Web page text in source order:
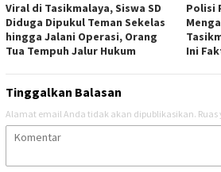
Viral di Tasikmalaya, Siswa SD
Diduga Dipukul Teman Sekelas
hingga Jalani Operasi, Orang
Tua Tempuh Jalur Hukum
Polisi
Ini
Tinggalkan Balasan
Alamat email Anda tidak akan dipublikasikan.